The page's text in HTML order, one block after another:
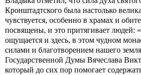
Кронштадтского была настолько
чувствуется, особенно в храмах и
посвящены, и это притягивает людей:
ощущается и здесь, в этом чудном
силами и благотворением нашего
Государственной Думы Вячеслава
который до сих пор помогает